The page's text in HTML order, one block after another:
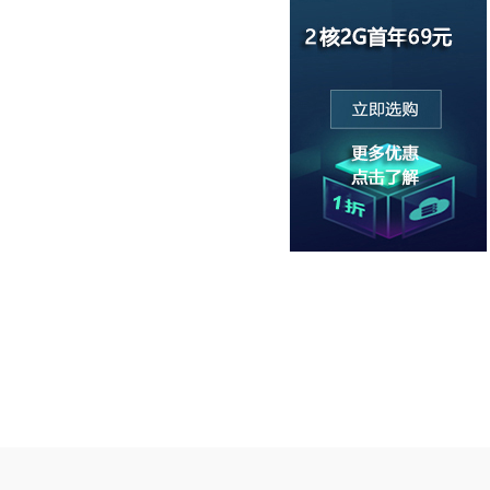
7个工作日通知取消服务器/续费，否则提前7天停机；
犯版权、扫描与入侵等行为，须遵守服务器所在地区法律许
器 ，系统/软件由客户全权管理维护，我方负责硬件维护、网